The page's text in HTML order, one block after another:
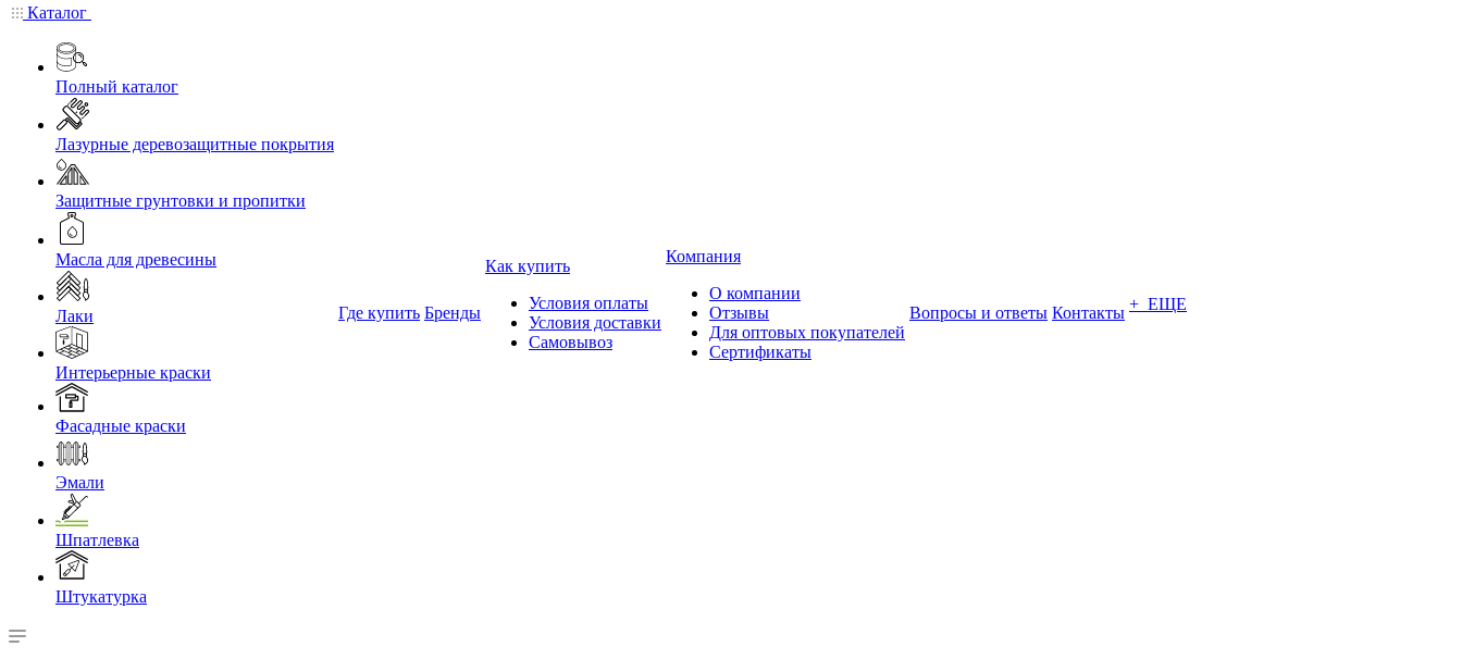
Каталог
Полный каталог
Лазурные деревозащитные покрытия
Защитные грунтовки и пропитки
Масла для древесины
Лаки
Интерьерные краски
Фасадные краски
Эмали
Шпатлевка
Штукатурка
Где купить Бренды
Как купить
Условия оплаты
Условия доставки
Самовывоз
Компания
О компании
Отзывы
Для оптовых покупателей
Сертификаты
Вопросы и ответы Контакты + ЕЩЕ